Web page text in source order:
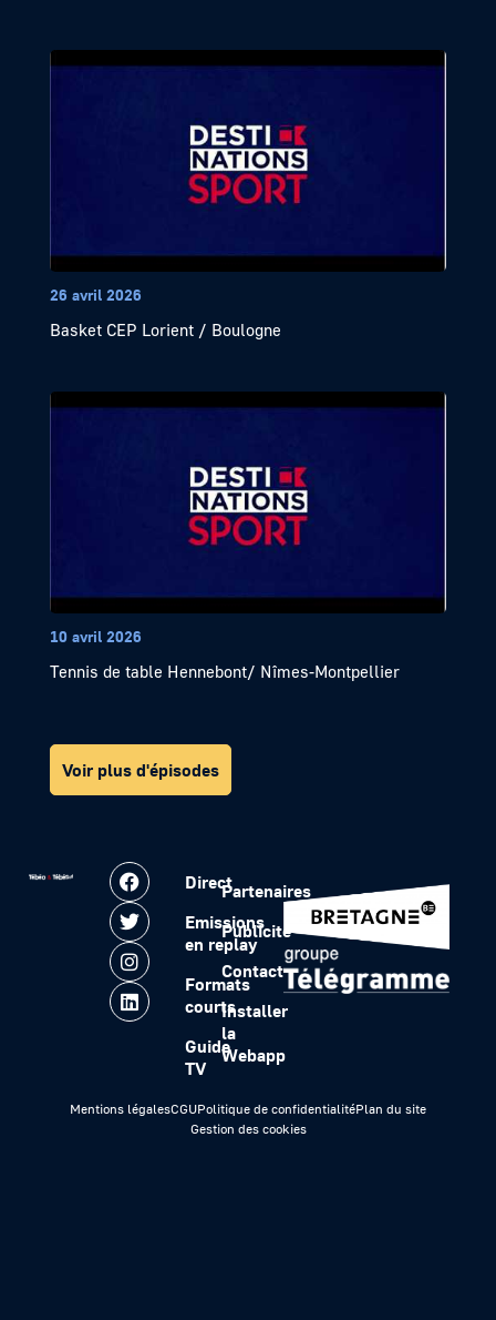
26 avril 2026
Basket CEP Lorient / Boulogne
10 avril 2026
Tennis de table Hennebont/ Nîmes-Montpellier
Voir plus d'épisodes
Direct
Emissions
en replay
Formats
courts
Guide
TV
Partenaires
Publicité
Contact
Installer
la
Webapp
Mentions légalesCGUPolitique de confidentialitéPlan du site
Gestion des cookies